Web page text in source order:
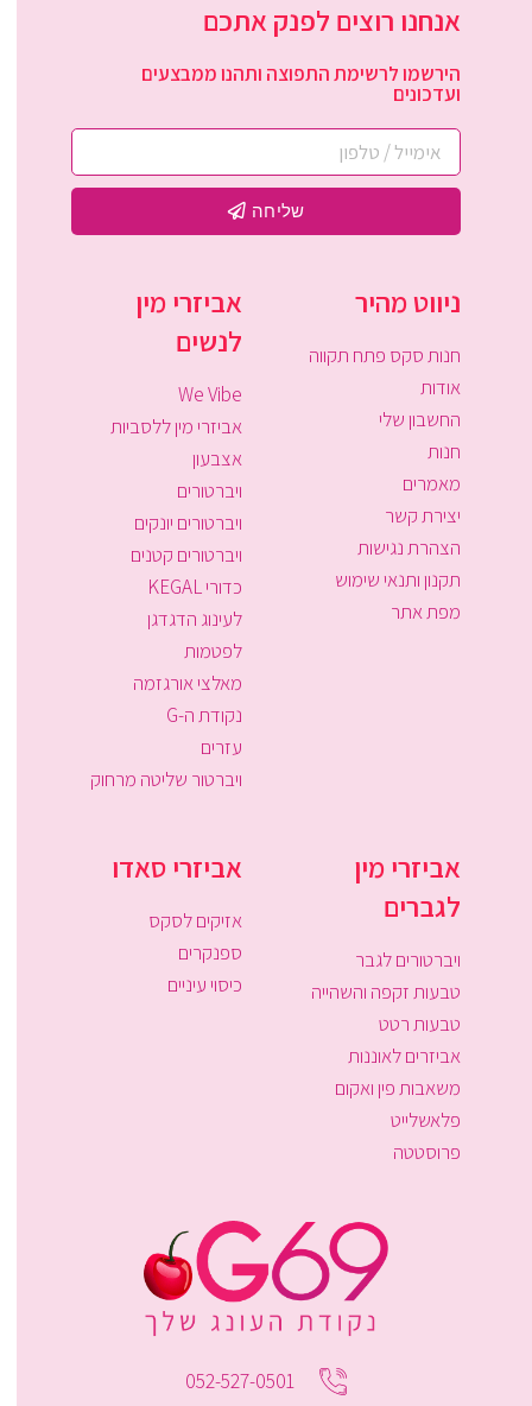
אנחנו רוצים לפנק אתכם
הירשמו לרשימת התפוצה ותהנו ממבצעים
ועדכונים
שליחה
ניווט מהיר
חנות סקס פתח תקווה
אודות
החשבון שלי
חנות
מאמרים
יצירת קשר
הצהרת נגישות
תקנון ותנאי שימוש
מפת אתר
אביזרי מין
לנשים
We Vibe
אביזרי מין ללסביות
אצבעון
ויברטורים
ויברטורים יונקים
ויברטורים קטנים
כדורי KEGAL
לעינוג הדגדגן
לפטמות
מאלצי אורגזמה
נקודת ה-G
עזרים
ויברטור שליטה מרחוק
אביזרי מין
לגברים
ויברטורים לגבר
טבעות זקפה והשהייה
טבעות רטט
אביזרים לאוננות
משאבות פין ואקום
פלאשלייט
פרוסטטה
אביזרי סאדו
אזיקים לסקס
ספנקרים
כיסוי עיניים
052-527-0501